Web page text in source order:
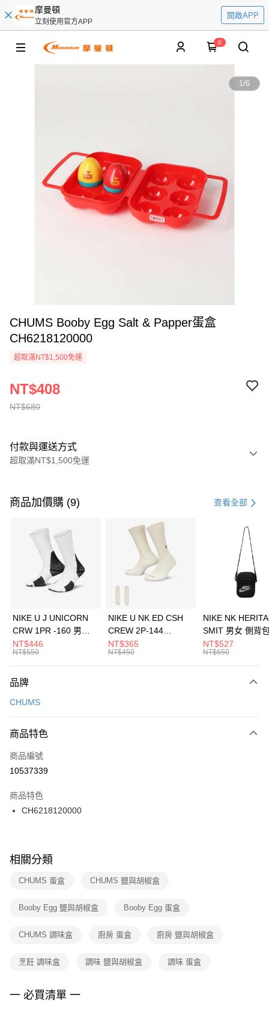
摩曼頓
立刻使用官方APP
開啟APP
0
1/6
CHUMS Booby Egg Salt & Papper蛋盒
CH6218120000
超取滿NT$1,500免運
NT$680
NT$408
付款與運送方式
超取滿NT$1,500免運
信用卡一次付款
3 期 0 利率 每期 21家銀行
合作金庫商業銀行
第一商業銀行
華南商業銀行
彰化商業銀行
上海商業儲蓄銀行
元大商業銀行
台灣樂天信用卡公司
Apple Pay
全盈+PAY
AFTEE先享後付
【關於「AFTEE先享後付」】
便利好安心！
３．安心：先確認商品／服務後，再付款。
【「AFTEE先享後付」結帳流程】
１．於結帳方式選擇「AFTEE先享後付」後，將跳轉至「AFTEE先享後付」
２．訂單成立數日內，您將收到繳費通知簡訊。
３．收到繳費通知簡訊後14天內，點擊此簡訊中的連結，可透過四大超商／
ATM／網路銀行／等多元方式進行付款，方視為交易完成。
※ 交易是否成功請以「AFTEE先享後付 」之結帳頁面顯示為準，若有關於
是否繳費成功／繳費後需取消欲退款等相關疑問，請聯繫「AFTEE先享後付
客戶支援中心」 https://netprotections.freshdesk.com/support/home
１．透過由恩沛科技股份有限公司提供之「AFTEE先享後付」服務完成之交
權轉讓予恩沛科技股份有限公司。
３．未成年的使用者請事先徵得法定代理人或監護人之同意方可使用
４．使用「AFTEE先享後付」時，將依據個別帳號之用戶狀況，依本公司即
運送方式
每筆NT$100，滿NT$1,500(含以上)免運費
宅配
每筆NT$100，滿NT$1,500(含以上)免運費
付款後門市自取
每筆NT$100，滿NT$1,500(含以上)免運費
商品加價購 (9) 查看全部
NIKE U J UNICORN
CRW 1PR -160 男女
中統襪 FZ3393100
NT$446
NT$550
NIKE U NK ED CSH
CREW 2P-144
EMBRDY 男女 短統襪
FZ3073133
NT$365
NT$450
NIKE NK
SMIT 男女 側背
BA5871010
NT$527
NT$650
品牌
CHUMS
商品特色
商品編號
10537339
商品特色
CH6218120000
相關分類
CHUMS 蛋盒 CHUMS 鹽與胡椒盒
Booby Egg 鹽與胡椒盒 Booby Egg 蛋盒
CHUMS 調味盒 廚房 蛋盒 廚房 鹽與胡椒盒
烹飪 調味盒 調味 鹽與胡椒盒 調味 蛋盒
一 必買清單 一